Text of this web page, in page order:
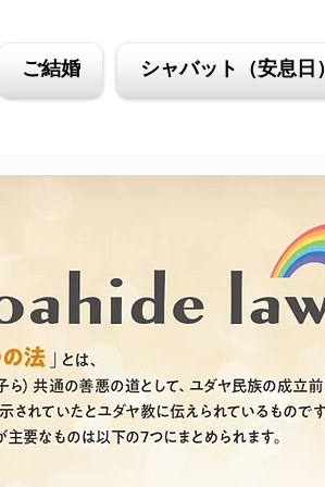
ご結婚 シャバット（安息日）